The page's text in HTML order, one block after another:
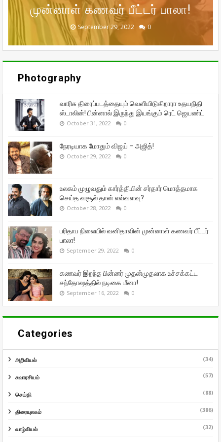
ஜெயண்ட்
October 31, 2022 0
நேரடியாக மோதும் விஜய் – அஜித்!
October 29, 2022 0
தான் எவ்வளவு?
October 28, 2022 0
முன்னாள் கணவர் பீட்டர் பாலா!
September 29, 2022 0
சந்தோஷத்தில் நடிகை மீனா!
September 16, 2022 0
Photography
வாரிசு திரைப்படத்தையும் வெளியிடுகிறாரா உதயநிதி
ஸ்டாலின்! பின்னால் இருந்து இயங்கும் ரெட் ஜெயண்ட்
October 31, 2022 0
நேரடியாக மோதும் விஜய் – அஜித்!
October 29, 2022 0
உலகம் முழுவதும் கார்த்தியின் சர்தார் மொத்தமாக
செய்த வசூல் தான் எவ்வளவு?
October 28, 2022 0
பரிதாப நிலையில் வனிதாவின் முன்னாள் கணவர் பீட்டர்
பாலா!
September 29, 2022 0
கணவர் இறந்த பின்னர் முதன்முதலாக உச்சக்கட்ட
சந்தோஷத்தில் நடிகை மீனா!
September 16, 2022 0
Categories
அறிவியல் (34)
சுவாரசியம் (57)
செய்தி (88)
திரையுலகம் (386)
வாழ்வியல் (32)